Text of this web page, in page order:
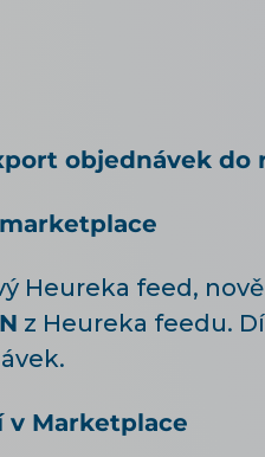
objednávek do
Heureka feed,
z Heureka feedu.
v Marketplace